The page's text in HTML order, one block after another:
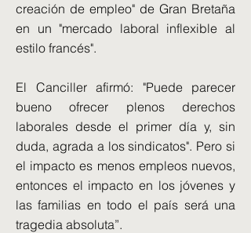
creación de empleo" de Gran Bretaña
en un "mercado laboral inflexible al
estilo francés".
El Canciller afirmó: "Puede parecer
bueno ofrecer plenos derechos
laborales desde el primer día y, sin
duda, agrada a los sindicatos". Pero si
el impacto es menos empleos nuevos,
entonces el impacto en los jóvenes y
las familias en todo el país será una
tragedia absoluta”.